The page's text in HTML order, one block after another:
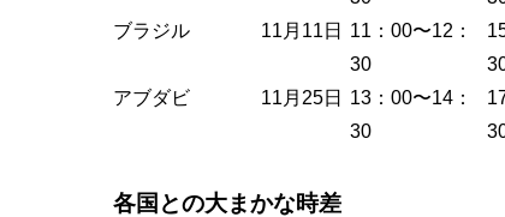
ブラジル 11月11日
11：00〜12：
30
アブダビ 11月25日
13：00〜14：
30
各国との大まかな時差